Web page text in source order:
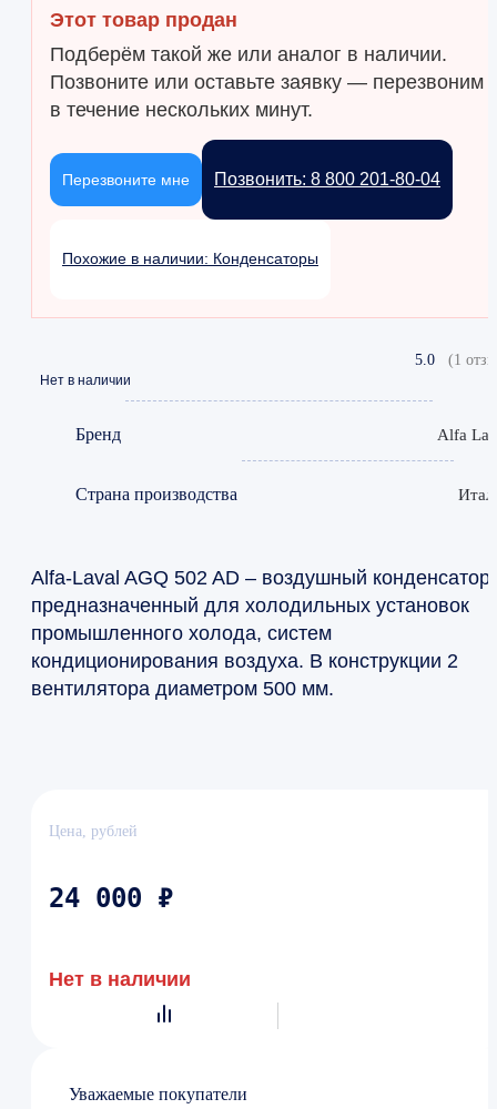
Этот товар продан
Подберём такой же или аналог в наличии.
Позвоните или оставьте заявку — перезвоним
в течение нескольких минут.
Позвонить: 8 800 201-80-04
Перезвоните мне
Похожие в наличии: Конденсаторы
5.0 (1
Нет в наличии
Бренд Alfa
Страна производства
Alfa-Laval AGQ 502 AD – воздушный конденсатор,
предназначенный для холодильных установок
промышленного холода, систем
кондиционирования воздуха. В конструкции 2
вентилятора диаметром 500 мм.
Цена, рублей
24 000 ₽
Нет в наличии
Уважаемые покупатели